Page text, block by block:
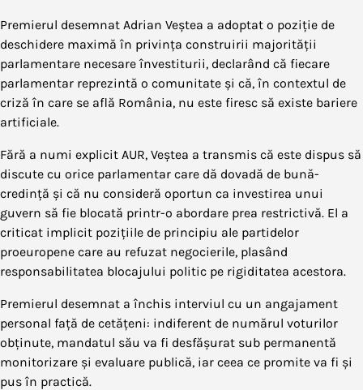
Premierul desemnat Adrian Veștea a adoptat o poziție de
deschidere maximă în privința construirii majorității
parlamentare necesare învestiturii, declarând că fiecare
parlamentar reprezintă o comunitate și că, în contextul de
criză în care se află România, nu este firesc să existe bariere
artificiale.
Fără a numi explicit AUR, Veștea a transmis că este dispus să
discute cu orice parlamentar care dă dovadă de bună-
credință și că nu consideră oportun ca investirea unui
guvern să fie blocată printr-o abordare prea restrictivă. El a
criticat implicit pozițiile de principiu ale partidelor
proeuropene care au refuzat negocierile, plasând
responsabilitatea blocajului politic pe rigiditatea acestora.
Premierul desemnat a închis interviul cu un angajament
personal față de cetățeni: indiferent de numărul voturilor
obținute, mandatul său va fi desfășurat sub permanentă
monitorizare și evaluare publică, iar ceea ce promite va fi și
pus în practică.